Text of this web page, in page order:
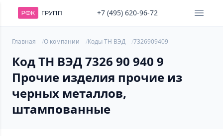
+7 (495) 620-96-72
Главная О компании Коды ТН ВЭД 7326909409
Код ТН ВЭД 7326 90 940 9
Прочие изделия прочие из
черных металлов,
штампованные